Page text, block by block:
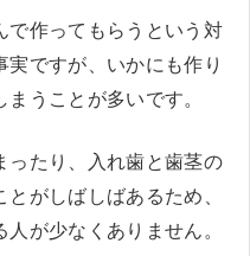
で作ってもらうという対
ですが、いかにも作り
うことが多いです。
ったり、入れ歯と歯茎の
がしばしばあるため、
が少なくありません。